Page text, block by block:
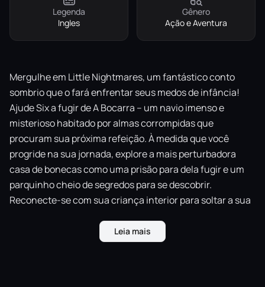
Legenda
Ingles
Gênero
Ação e Aventura
Mergulhe em Little Nightmares, um fantástico conto
sombrio que o fará enfrentar seus medos de infância!
Ajude Six a fugir de A Bocarra – um navio imenso e
misterioso habitado por almas corrompidas que
procuram sua próxima refeição. À medida que você
progride na sua jornada, explore a mais perturbadora
casa de bonecas como uma prisão para dela fugir e um
parquinho cheio de segredos para se descobrir.
Reconecte-se com sua criança interior para soltar a sua
Leia mais